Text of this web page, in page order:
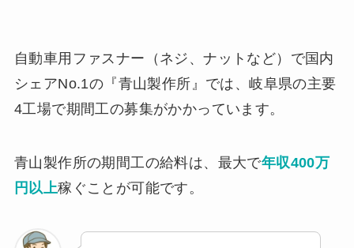
自動車用ファスナー（ネジ、ナットなど）で国内
シェアNo.1の『青山製作所』では、岐阜県の主要
4工場で期間工の募集がかかっています。
青山製作所の期間工の給料は、最大で年収400万
円以上稼ぐことが可能です。